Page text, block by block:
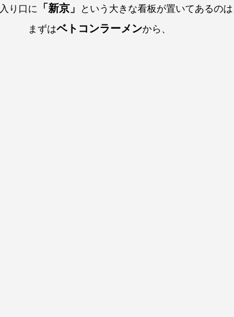
入り口に 「新京」 という大きな看板が置いてあるの
まずはベトコンラーメンから、